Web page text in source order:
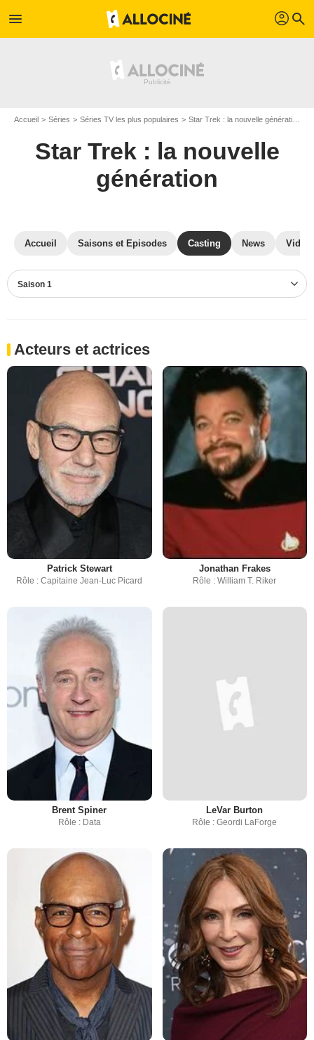
menu profil search
Accueil Séries Séries TV les plus populaires Star Trek : la nouvelle génération
Star Trek : la nouvelle
génération
Accueil Saisons et Episodes Casting News
Saison 1
Acteurs et actrices
Patrick Stewart
Rôle : Capitaine Jean-Luc Picard
Jonathan Frakes
Rôle : William T. Riker
Brent Spiner
Rôle : Data
LeVar Burton
Rôle : Geordi LaForge